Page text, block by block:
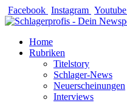
Zum
Inhalt
Facebook Instagram Youtube
Home
Rubriken
Titelstory
Schlager-News
Neuerscheinungen
Interviews